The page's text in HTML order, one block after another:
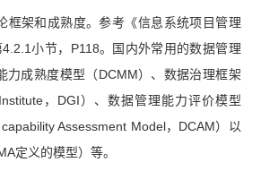
框架和成熟度。参考《信息系统项目管理
小节，P118。国内外常用的数据管理
力成熟度模型（DCMM）、数据治理框架
，DGI）、数据管理能力评价模型
Assessment Model，DCAM）以
定义的模型）等。